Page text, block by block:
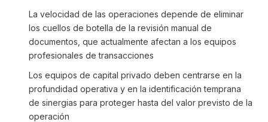
La velocidad de las operaciones depende de eliminar
los cuellos de botella de la revisión manual de
documentos, que actualmente afectan a los equipos
profesionales de transacciones
Los equipos de capital privado deben centrarse en la
profundidad operativa y en la identificación temprana
de sinergias para proteger hasta del valor previsto de la
operación